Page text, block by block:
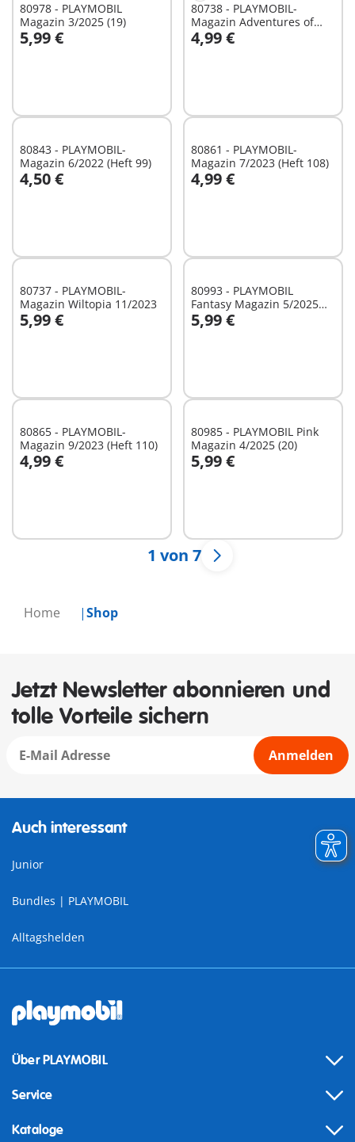
Home Shop
80978 - PLAYMOBIL
Magazin 3/2025 (19)
5,99 €
In den Warenkorb
80738 - PLAYMOBIL-
Magazin Adventures of
Ayuma
4,99 €
In den Warenkorb
80843 - PLAYMOBIL-
Magazin 6/2022 (Heft 99)
4,50 €
In den Warenkorb
80861 - PLAYMOBIL-
Magazin 7/2023 (Heft 108)
4,99 €
In den Warenkorb
80737 - PLAYMOBIL-
Magazin Wiltopia 11/2023
5,99 €
In den Warenkorb
80993 - PLAYMOBIL
Fantasy Magazin 5/2025
(11)
5,99 €
In den Warenkorb
80865 - PLAYMOBIL-
Magazin 9/2023 (Heft 110)
4,99 €
In den Warenkorb
80985 - PLAYMOBIL Pink
Magazin 4/2025 (20)
5,99 €
In den Warenkorb
1 von 7
Jetzt Newsletter abonnieren und
tolle Vorteile sichern
Anmelden
Auch interessant
Junior
Bundles | PLAYMOBIL
Alltagshelden
Über PLAYMOBIL
Service
Kataloge